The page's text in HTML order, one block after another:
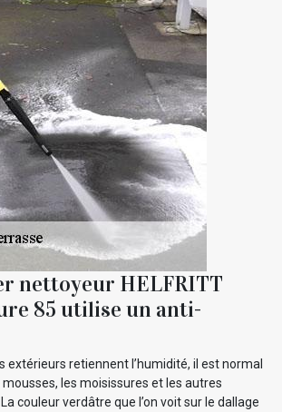
nettoyeur HELFRITT
85 utilise un anti-
extérieurs retiennent l’humidité, il est normal
mousses, les moisissures et les autres
couleur verdâtre que l’on voit sur le dallage